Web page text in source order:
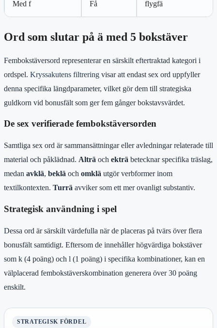
Med f Få flygfä
Ord som slutar på ä med 5 bokstäver
Fembokstäversord representerar en särskilt eftertraktad kategori i
ordspel. Kryssakutens filtrering visar att endast sex ord uppfyller
denna specifika längdparameter, vilket gör dem till strategiska
guldkorn vid bonusfält som ger fem gånger bokstavsvärdet.
De sex verifierade fembokstäversorden
Samtliga sex ord är sammansättningar eller avledningar relaterade till
material och påklädnad. Alträ och ekträ betecknar specifika träslag,
medan avklä, beklä och omklä utgör verbformer inom
textilkontexten. Turrä avviker som ett mer ovanligt substantiv.
Strategisk användning i spel
Dessa ord är särskilt värdefulla när de placeras på tvärs över flera
bonusfält samtidigt. Eftersom de innehåller högvärdiga bokstäver
som k (4 poäng) och l (1 poäng) i specifika kombinationer, kan en
välplacerad fembokstäverskombination generera över 30 poäng
enskilt.
STRATEGISK FÖRDEL